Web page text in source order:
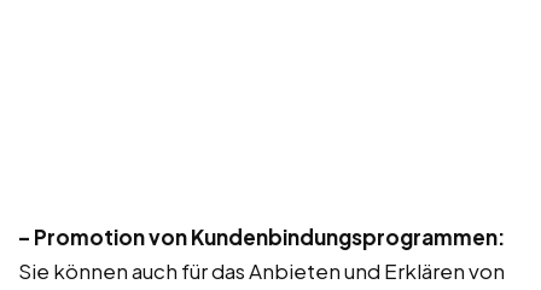
– Promotion von Kundenbindungsprogrammen:
Sie können auch für das Anbieten und Erklären von